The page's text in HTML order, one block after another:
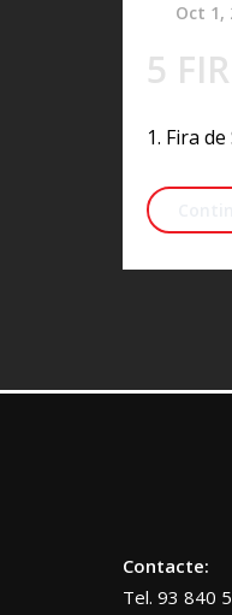
Oct 1,
5
1. Fira
Contacte:
Tel. 93 840